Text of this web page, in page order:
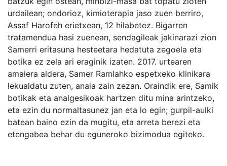
urdailean; ondorioz, kimioterapia jaso zuen berriro,
Assaf Harofeh erietxean, 12 hilabetez. Bigarren
tratamendua hasi zuenean, sendagileak jakinarazi zion
Samerri eritasuna hesteetara hedatuta zegoela eta
botika ez zela ari eraginik izaten. 2017. urtearen
amaiera aldera, Samer Ramlahko espetxeko klinikara
lekualdatu zuten, anaia zain zezan. Oraindik ere, Samik
botikak eta analgesikoak hartzen ditu mina arintzeko,
eta ezin du normaltasunez jan eta lo egin; gurpil-aulki
batean baino ezin da mugitu, eta arreta berezi eta
etengabea behar du eguneroko bizimodua egiteko.